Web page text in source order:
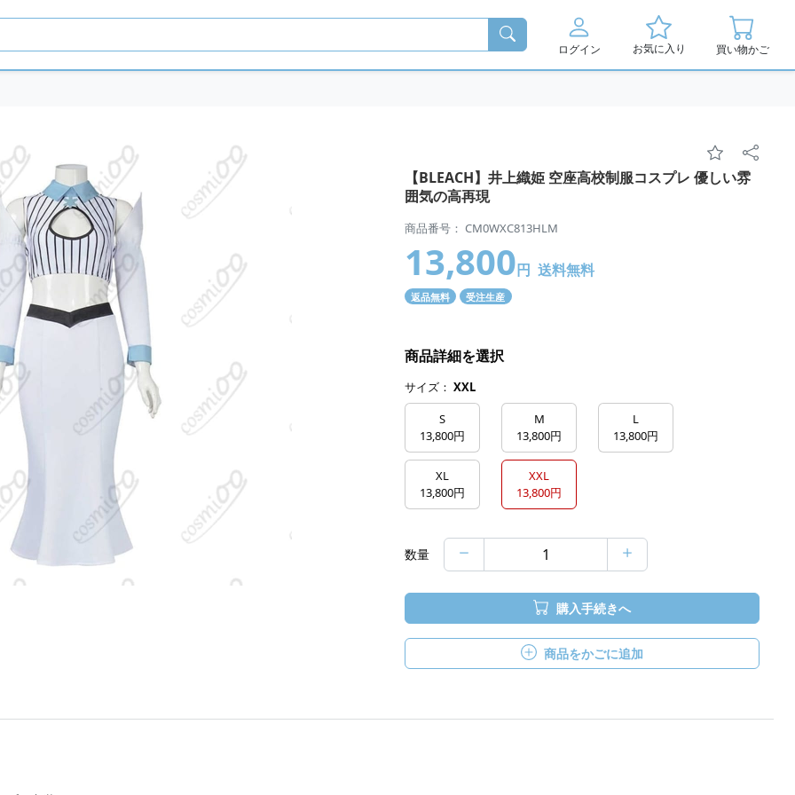
ログイン お気に入り 買い物かご
【BLEACH】井上織姫 空座高校制服コスプレ 優しい雰
囲気の高再現
商品番号： CM0WXC813HLM
13,800円 送料無料
返品無料 受注生産
商品詳細を選択
サイズ： XXL
S
13,800円
M
13,800円
L
13,800円
XL
13,800円
XXL
13,800円
数量
購入手続きへ
商品をかごに追加